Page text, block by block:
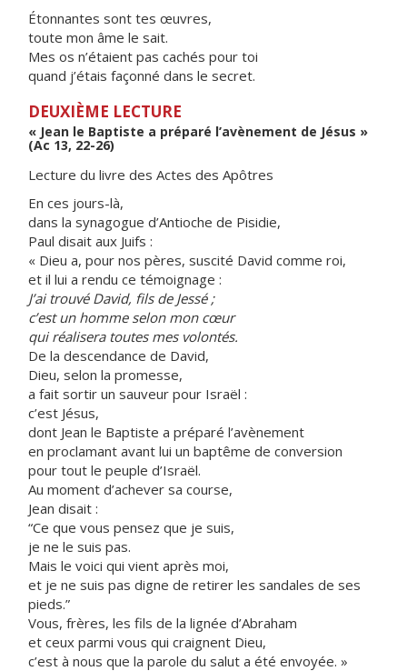
Étonnantes sont tes œuvres,
toute mon âme le sait.
Mes os n’étaient pas cachés pour toi
quand j’étais façonné dans le secret.
DEUXIÈME LECTURE
« Jean le Baptiste a préparé l’avènement de Jésus »
(Ac 13, 22-26)
Lecture du livre des Actes des Apôtres
En ces jours-là,
dans la synagogue d’Antioche de Pisidie,
Paul disait aux Juifs :
« Dieu a, pour nos pères, suscité David comme roi,
et il lui a rendu ce témoignage :
J’ai trouvé David, fils de Jessé ;
c’est un homme selon mon cœur
qui réalisera toutes mes volontés.
De la descendance de David,
Dieu, selon la promesse,
a fait sortir un sauveur pour Israël :
c’est Jésus,
dont Jean le Baptiste a préparé l’avènement
en proclamant avant lui un baptême de conversion
pour tout le peuple d’Israël.
Au moment d’achever sa course,
Jean disait :
“Ce que vous pensez que je suis,
je ne le suis pas.
Mais le voici qui vient après moi,
et je ne suis pas digne de retirer les sandales de ses
pieds.”
Vous, frères, les fils de la lignée d’Abraham
et ceux parmi vous qui craignent Dieu,
c’est à nous que la parole du salut a été envoyée. »